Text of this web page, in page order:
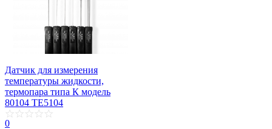
Датчик для измерения
температуры жидкости,
термопара типа К модель
80104 TE5104
0